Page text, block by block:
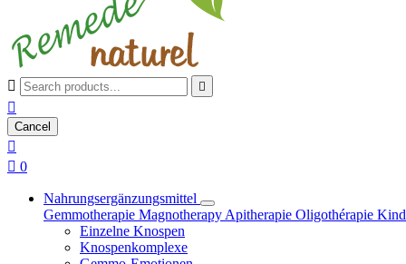
 

Cancel

 0
Nahrungsergänzungsmittel
Gemmotherapie Magnotherapy Apitherapie Oligothérapie
Einzelne Knospen
Knospenkomplexe